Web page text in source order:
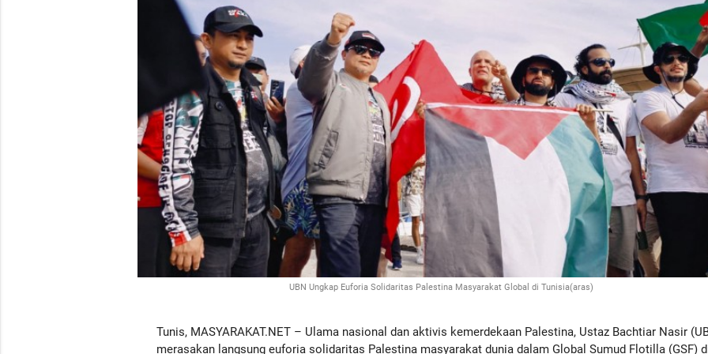
UBN Ungkap Euforia Solidaritas Palestina Masyarakat Global di Tunisia(aras)
Tunis, MASYARAKAT.NET – Ulama nasional dan aktivis kemerdekaan Palestina, Ustaz Bachtiar Nasir
merasakan langsung euforia solidaritas Palestina masyarakat dunia dalam Global Sumud Flotilla (GSF)